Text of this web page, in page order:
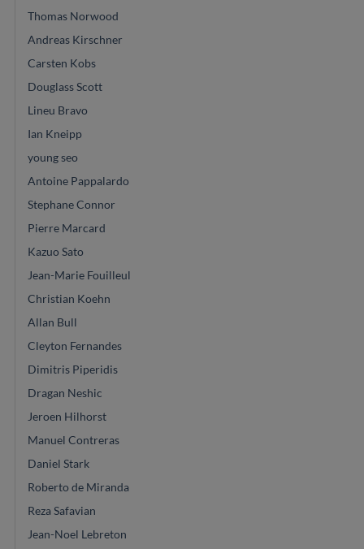
Thomas Norwood
Andreas Kirschner
Carsten Kobs
Douglass Scott
Lineu Bravo
Ian Kneipp
young seo
Antoine Pappalardo
Stephane Connor
Pierre Marcard
Kazuo Sato
Jean-Marie Fouilleul
Christian Koehn
Allan Bull
Cleyton Fernandes
Dimitris Piperidis
Dragan Neshic
Jeroen Hilhorst
Manuel Contreras
Daniel Stark
Roberto de Miranda
Reza Safavian
Jean-Noel Lebreton